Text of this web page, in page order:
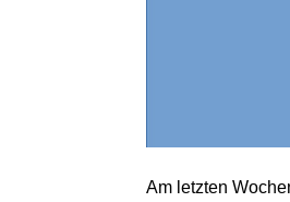
Am letzten